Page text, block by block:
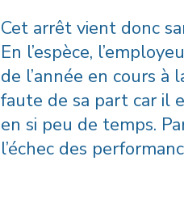
Cet arrêt vient donc
En l’espèce,
de l’année en cours
faute de sa part car il
en si peu de temps.
l’échec des